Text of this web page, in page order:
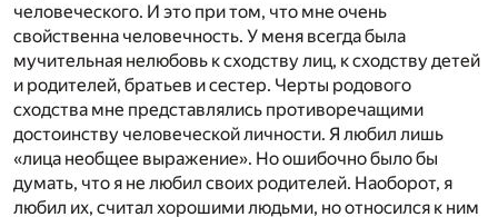
человеческого. И это при том, что мне очень
свойственна человечность. У меня всегда была
мучительная нелюбовь к сходству лиц, к сходству детей
и родителей, братьев и сестер. Черты родового
сходства мне представлялись противоречащими
достоинству человеческой личности. Я любил лишь
«лица необщее выражение». Но ошибочно было бы
думать, что я не любил своих родителей. Наоборот, я
любил их, считал хорошими людьми, но относился к ним